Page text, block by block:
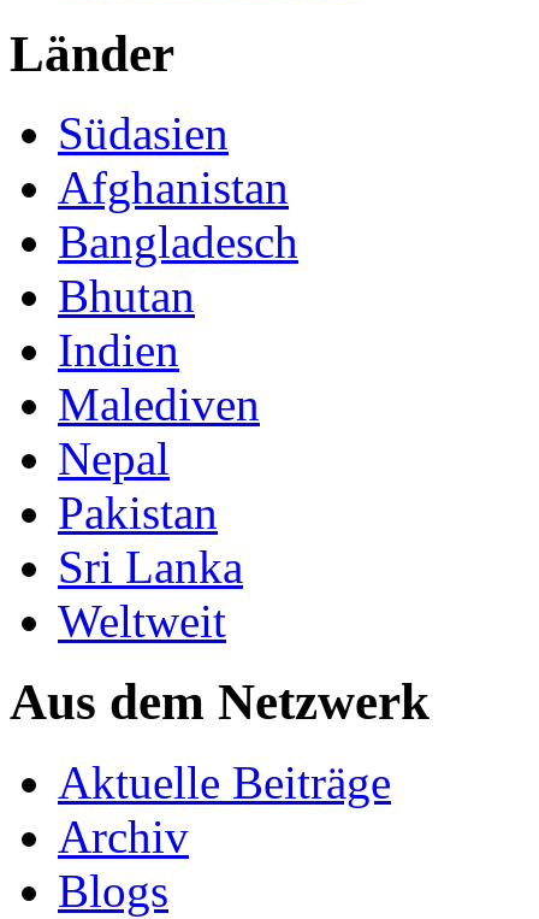
Länder
Südasien
Afghanistan
Bangladesch
Bhutan
Indien
Malediven
Nepal
Pakistan
Sri Lanka
Weltweit
Aus dem Netzwerk
Aktuelle Beiträge
Archiv
Blogs